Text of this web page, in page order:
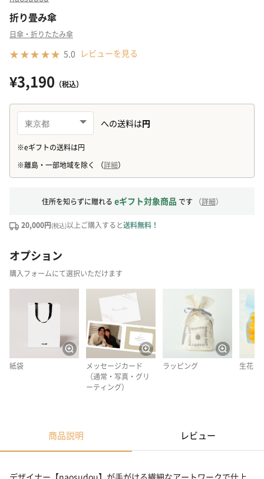
折り畳み傘
日傘・折りたたみ傘
5.0 レビューを見る
¥3,190 （税込）
住所を知らずに贈れる eギフト対象商品 です （詳細）
20,000円(税込)以上ご購入すると送料無料！
オプション
購入フォームにて選択いただけます
紙袋
メッセージカード
（通常・写真・グリ
ーティング）
ラッピング 生花
商品説明 レビュー